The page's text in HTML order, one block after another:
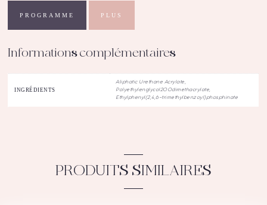
PROGRAMME PLUS
Informations complémentaires
INGRÉDIENTS
Aliphatic Urethane Acrylate,
Polyethylenglycol200dimethacrylate,
Ethylphenyl(2,4,6-trimethylbenzoyl)phosphinate
PRODUITS SIMILAIRES